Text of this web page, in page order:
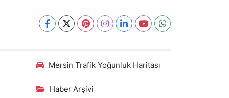
Mersin Trafik Yoğunluk Haritası
Haber Arşivi